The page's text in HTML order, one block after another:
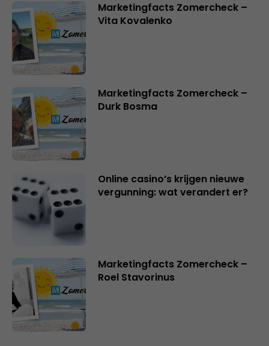
Marketingfacts Zomercheck –
Vita Kovalenko
Marketingfacts Zomercheck –
Durk Bosma
Online casino’s krijgen nieuwe
vergunning: wat verandert er?
Marketingfacts Zomercheck –
Roel Stavorinus